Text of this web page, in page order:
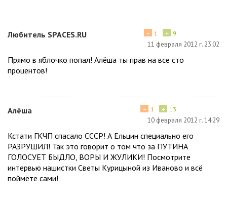
Любитель SPACES.RU + 9
− 1
11 февраля 2012 г. 23:02
Прямо в яблочко попал! Алёша ты прав на все сто
процентов!
Алёша + 13
− 1
10 февраля 2012 г. 14:29
Кстати ГКЧП спасало СССР! А Ельцин специально его
РАЗРУШИЛ! Так это говорит о том что за ПУТИНА
ГОЛОСУЕТ БЫДЛО, ВОРЫ И ЖУЛИКИ! Посмотрите
интервью нашистки Светы Курицыной из Иваново и всё
поймёте сами!